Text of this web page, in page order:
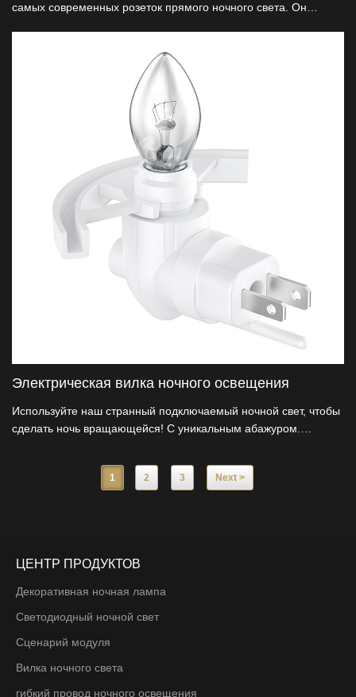
самых современных розеток прямого ночного света. Он
розетки. Сертифицированный UL и работающий под 120V -
60HZ, он является надежным и инновационным.
Электрическая вилка ночного освещения
Используйте наш странный подключаемый ночной свет, чтобы
сделать ночь вращающейся! С уникальным абажуром.
вытягивает вилку. Безопасность Сертификация ETL и
инструкции производителя для достижения беззаботного
1 2 3 Next >
ЦЕНТР ПРОДУКТОВ
Декоративная ночная лампа
Светодиодный ночной свет
Сценарий модуля
Вилка ночного света
гибкий провод ночного освещения